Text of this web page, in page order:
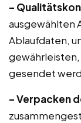
–
ausgewählten
Ablaufdaten,
gewährleisten,
gesendet
– Verpacken